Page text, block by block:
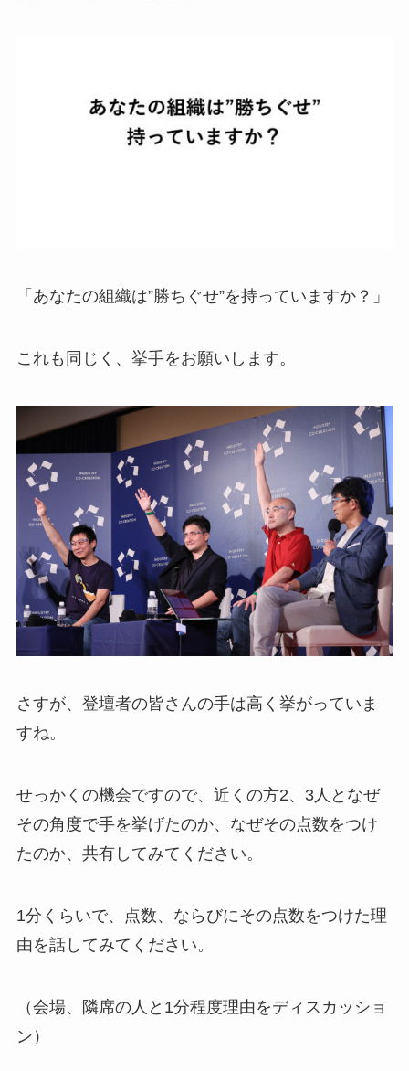
「あなたの組織は”勝ちぐせ”を持っていますか？」
これも同じく、挙手をお願いします。
さすが、登壇者の皆さんの手は高く挙がっていま
すね。
せっかくの機会ですので、近くの方2、3人となぜ
その角度で手を挙げたのか、なぜその点数をつけ
たのか、共有してみてください。
1分くらいで、点数、ならびにその点数をつけた理
由を話してみてください。
（会場、隣席の人と1分程度理由をディスカッショ
ン）